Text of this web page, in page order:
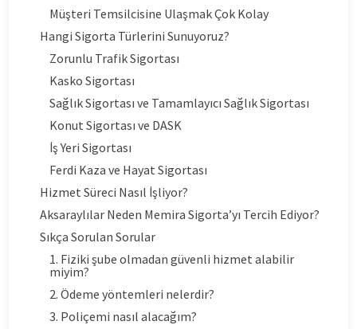
Müşteri Temsilcisine Ulaşmak Çok Kolay
Hangi Sigorta Türlerini Sunuyoruz?
Zorunlu Trafik Sigortası
Kasko Sigortası
Sağlık Sigortası ve Tamamlayıcı Sağlık Sigortası
Konut Sigortası ve DASK
İş Yeri Sigortası
Ferdi Kaza ve Hayat Sigortası
Hizmet Süreci Nasıl İşliyor?
Aksaraylılar Neden Memira Sigorta’yı Tercih Ediyor?
Sıkça Sorulan Sorular
1. Fiziki şube olmadan güvenli hizmet alabilir
miyim?
2. Ödeme yöntemleri nelerdir?
3. Poliçemi nasıl alacağım?